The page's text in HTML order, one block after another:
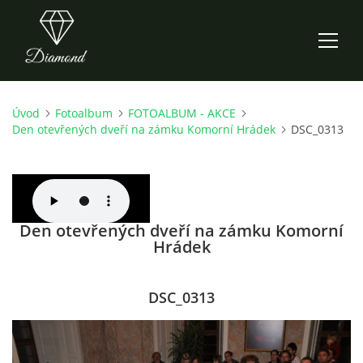
ÚVOD
O NÁS
Úvod Fotoalbum
FOTOALBUM - AKCE
Den otevřených dveří na zámku Komorní Hrádek
DSC_0313
Den otevřených dveří na zámku Komorní
Hrádek
DSC_0313